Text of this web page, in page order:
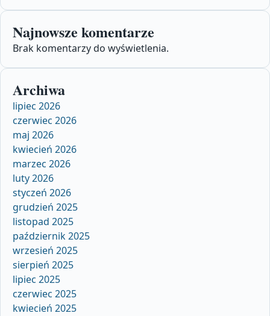
Najnowsze komentarze
Brak komentarzy do wyświetlenia.
Archiwa
lipiec 2026
czerwiec 2026
maj 2026
kwiecień 2026
marzec 2026
luty 2026
styczeń 2026
grudzień 2025
listopad 2025
październik 2025
wrzesień 2025
sierpień 2025
lipiec 2025
czerwiec 2025
kwiecień 2025